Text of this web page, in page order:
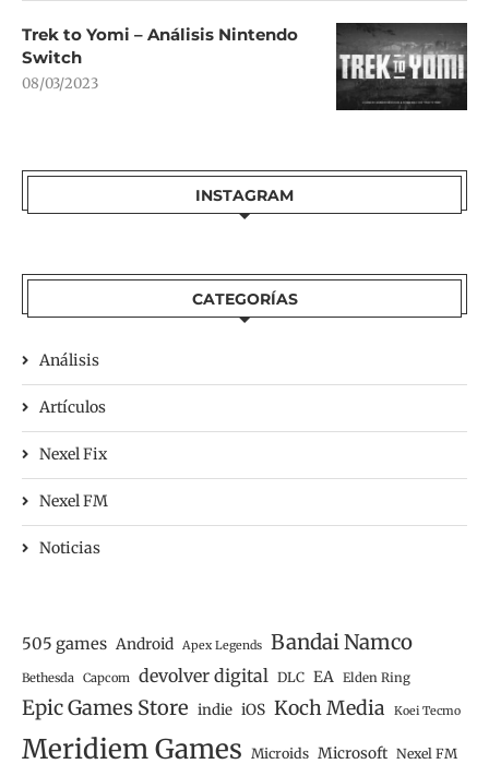
Trek to Yomi – Análisis Nintendo
Switch
08/03/2023
INSTAGRAM
CATEGORÍAS
Análisis
Artículos
Nexel Fix
Nexel FM
Noticias
505 games Android Apex Legends Bandai Namco
Bethesda Capcom devolver digital DLC EA Elden Ring
Epic Games Store indie iOS Koch Media Koei Tecmo
Meridiem Games Microids Microsoft Nexel FM